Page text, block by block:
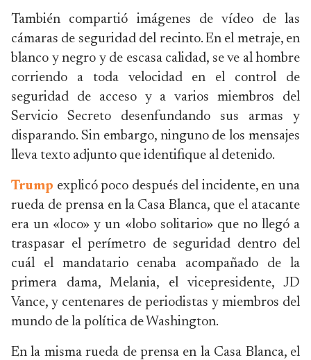
También compartió imágenes de vídeo de las
cámaras de seguridad del recinto. En el metraje, en
blanco y negro y de escasa calidad, se ve al hombre
corriendo a toda velocidad en el control de
seguridad de acceso y a varios miembros del
Servicio Secreto desenfundando sus armas y
disparando. Sin embargo, ninguno de los mensajes
lleva texto adjunto que identifique al detenido.
Trump explicó poco después del incidente, en una
rueda de prensa en la Casa Blanca, que el atacante
era un «loco» y un «lobo solitario» que no llegó a
traspasar el perímetro de seguridad dentro del
cuál el mandatario cenaba acompañado de la
primera dama, Melania, el vicepresidente, JD
Vance, y centenares de periodistas y miembros del
mundo de la política de Washington.
En la misma rueda de prensa en la Casa Blanca, el